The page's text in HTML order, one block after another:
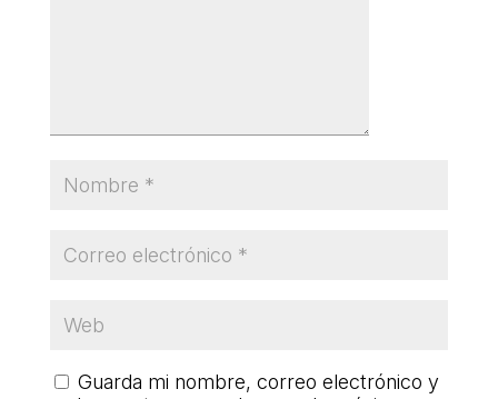
Guarda mi nombre, correo electrónico y
ACTUALITAT
Notícies
Diari de la Fundació